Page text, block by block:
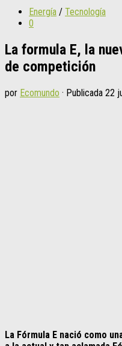
Energía / Tecnología
0
La formula E, la
de competición
por Ecomundo · Publicada 22
La Fórmula E nació como